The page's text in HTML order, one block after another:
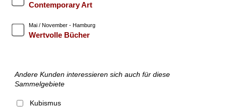
Contemporary Art
Mai / November - Hamburg
Wertvolle Bücher
Andere Kunden interessieren sich auch für diese
Sammelgebiete
Kubismus